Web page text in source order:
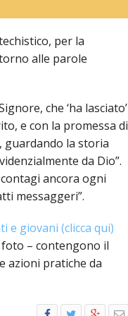
per la
alle parole
che ‘ha lasciato’
e con la promessa di
guardando la storia
da Dio”.
ancora ogni
messaggeri”.
e giovani (clicca qui)
foto – contengono il
azioni pratiche da